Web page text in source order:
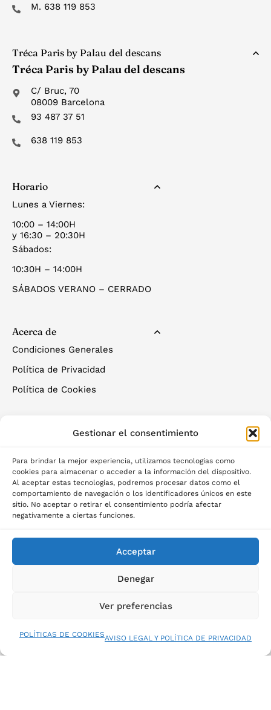
Gestionar el consentimiento
Para brindar la mejor experiencia, utilizamos tecnologías como
cookies para almacenar o acceder a la información del dispositivo.
Al aceptar estas tecnologías, podremos procesar datos como el
comportamiento de navegación o los identificadores únicos en este
sitio. No aceptar o retirar el consentimiento podría afectar
negativamente a ciertas funciones.
Acceptar
Denegar
Ver preferencias
POLÍTICAS DE COOKIESAVISO LEGAL Y POLÍTICA DE PRIVACIDAD
M. 638 119 853
Tréca Paris by Palau del descans
Tréca Paris by Palau del descans
C/ Bruc, 70
08009 Barcelona
93 487 37 51
638 119 853
Horario
Lunes a Viernes:
10:00 – 14:00H
y 16:30 – 20:30H
Sábados:
10:30H – 14:00H
SÁBADOS VERANO – CERRADO
Acerca de
Condiciones Generales
Política de Privacidad
Política de Cookies
©2025 Palau del descans